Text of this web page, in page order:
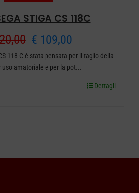
STIGA CS 118C
Il
prezzo
€ 109,00Il
prezzo
118 C è stata pensata per il taglio della
uso amatoriale e per la pot...
Dettagli